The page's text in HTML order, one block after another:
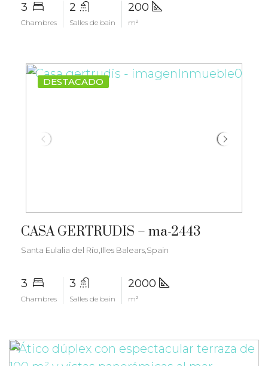
3
Chambres
2
Salles de bain
200
m²
DESTACADO
CASA GERTRUDIS – ma-2443
Santa Eulalia del Río,Illes Balears,Spain
3
Chambres
3
Salles de bain
2000
m²